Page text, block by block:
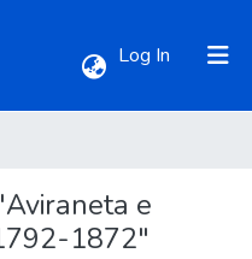
Log In (current)
e
1872"